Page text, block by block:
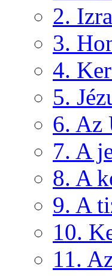
2.
3.
4.
5.
6. Az
7. A
8. A
9. A
10.
11.